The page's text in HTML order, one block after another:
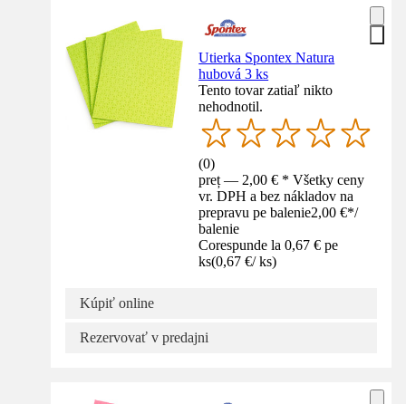
Utierka Spontex Natura
hubová 3 ks
Tento tovar zatiaľ nikto
nehodnotil.
(0)
preț — 2,00 € * Všetky ceny
vr. DPH a bez nákladov na
prepravu pe balenie2,00 €*/
balenie
Corespunde la 0,67 € pe
ks(0,67 €/ ks)
Kúpiť online
Rezervovať v predajni